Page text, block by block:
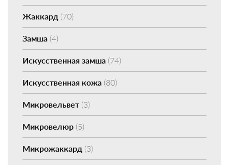
Жаккард (70)
Замша (4)
Искусственная замша (74)
Искусственная кожа (80)
Микровельвет (3)
Микровелюр (5)
Микрожаккард (3)